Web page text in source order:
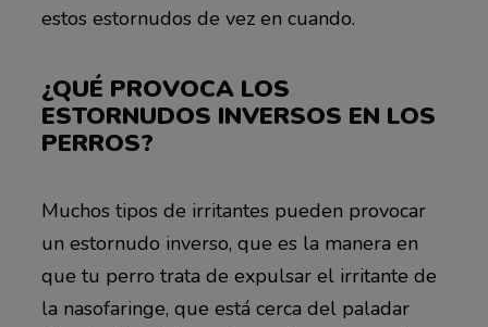
estos estornudos de vez en cuando.
¿QUÉ PROVOCA LOS
ESTORNUDOS INVERSOS EN LOS
PERROS?
Muchos tipos de irritantes pueden provocar
un estornudo inverso, que es la manera en
que tu perro trata de expulsar el irritante de
la nasofaringe, que está cerca del paladar